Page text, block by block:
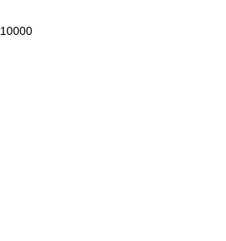
10000